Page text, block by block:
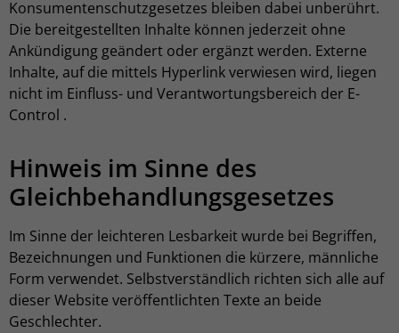
Konsumentenschutzgesetzes bleiben dabei unberührt.
Die bereitgestellten Inhalte können jederzeit ohne
Ankündigung geändert oder ergänzt werden. Externe
Inhalte, auf die mittels Hyperlink verwiesen wird, liegen
nicht im Einfluss- und Verantwortungsbereich der E-
Control .
Hinweis im Sinne des
Gleichbehandlungsgesetzes
Im Sinne der leichteren Lesbarkeit wurde bei Begriffen,
Bezeichnungen und Funktionen die kürzere, männliche
Form verwendet. Selbstverständlich richten sich alle auf
dieser Website veröffentlichten Texte an beide
Geschlechter.